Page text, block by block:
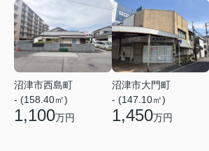
沼津市西島町
- (158.40㎡)
1,100万円
沼津市大門町
- (147.10㎡)
1,450万円